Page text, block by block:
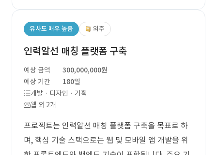
유사도 매우 높음 외주
인력알선 매칭 플랫폼 구축
예상 금액
300,000,000원
예상 기간
180일
개발 · 디자인 · 기획
웹 외 2개
프로젝트는 인력알선 매칭 플랫폼 구축을 목표로 하
며, 핵심 기술 스택으로는 웹 및 모바일 앱 개발을 위